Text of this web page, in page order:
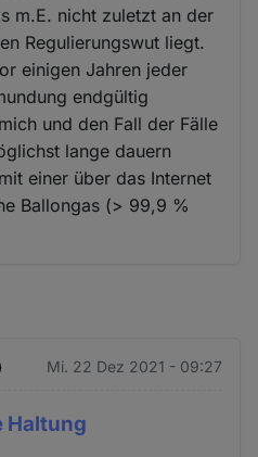
m.E. nicht zuletzt an der
Regulierungswut liegt.
einigen Jahren jeder
endgültig
und den Fall der Fälle
lange dauern
einer über das Internet
Ballongas (> 99,9 %
Mi. 22 Dez 2021 - 09:27
Haltung